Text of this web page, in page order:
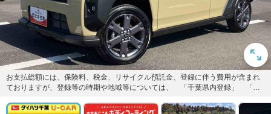
お支払総額には、保険料、税金、リサイクル預託金、登録に伴う費用が含まれ
ておりますが、登録等の時期や地域等については、 「千葉県内登録」 「通